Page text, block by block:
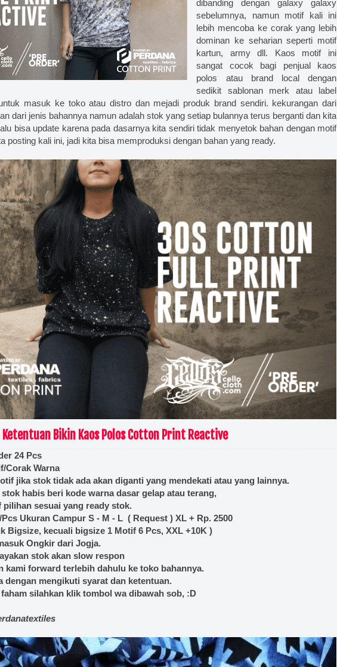
dibanding dengan galaxy galaxy
sebelumnya, namun motif kali ini
lebih mencoba ke corak yang lebih
dominan ke seharian seperti motif
kartun, army dll. Kaos motif ini
sangat cocok bagi penjual kaos
polos atau brand local dengan
sedikit sablonan merk atau label
masuk ke toko atau distro dan mejadi produk brand sendiri. kekurangan dari
dari jenis bahannya namun adalah stok yang setiap bulannya terus berganti dan kita
bisa update karena pada dasarnya kita sendiri tidak menyetok bahan dengan motif
posting kali ini, jadi kita bisa memproduksi dengan bahan yang ready.
Bikin Kaos Polos Cotton Print Reactive
24 Pcs
Corak Warna
jika stok tidak ada akan diganti yang mendekati atau yang lainnya.
habis beri kode warna dasar gelap atau terang,
sesuai yang ready stok.
Pcs Ukuran Campur S - M - L ( Request ) XL + Rp. 2500
Bigsize, kecuali bigsize 1 Motif 6 Pcs, XXL +10K )
Ongkir dari Jogja.
stok akan slow respon
kami forward terlebih dahulu ke toko bahannya.
dengan mengikuti syarat dan ketentuan.
silahkan klik tombol wa dibawah sob, :D